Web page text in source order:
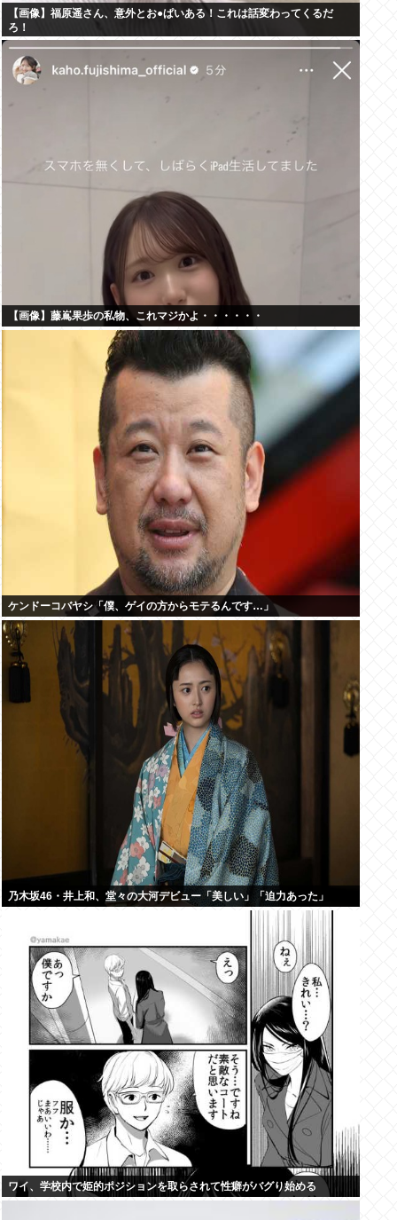
【画像】福原遥さん、意外とお●ぱいある！これは話変わってくるだ
ろ！
【画像】藤嶌果歩の私物、これマジかよ・・・・・・
ケンドーコバヤシ「僕、ゲイの方からモテるんです…」
乃木坂46・井上和、堂々の大河デビュー「美しい」「迫力あった」
ワイ、学校内で姫的ポジションを取らされて性癖がバグり始める